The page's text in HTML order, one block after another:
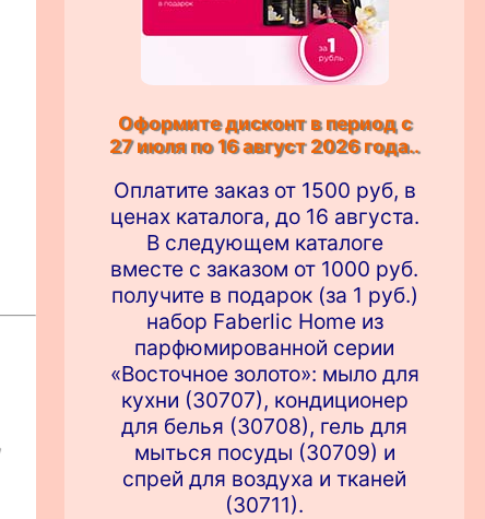
Оформите дисконт в период с
27 июля по 16 август 2026 года..
Оплатите заказ от 1500 руб, в
ценах каталога, до 16 августа.
В следующем каталоге
вместе с заказом от 1000 руб.
получите в подарок (за 1 руб.)
набор Faberlic Home из
парфюмированной серии
«Восточное золото»: мыло для
кухни (30707), кондиционер
для белья (30708), гель для
мыться посуды (30709) и
спрей для воздуха и тканей
(30711).